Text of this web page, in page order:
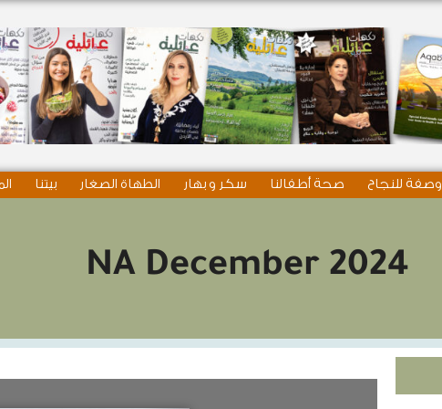
وصفة للنجاح صحة أطفالنا سكر و بهار الطهاة الصغار بيتنا
NA December 2024